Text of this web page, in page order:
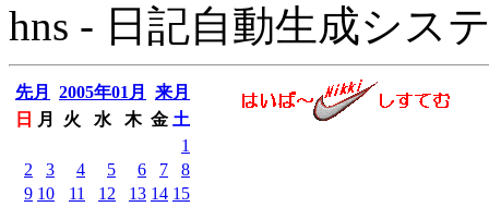
hns - 日記自動生成シス
先月 2005年01月
来月
日
月 火 水 木 金 土
1
2
3 4 5 6 7
8
9 10 11 12 13 14 15